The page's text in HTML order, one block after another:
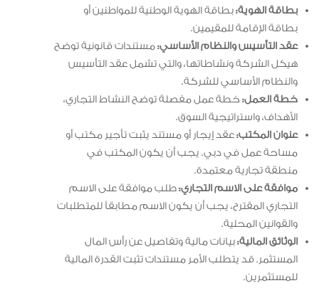
بطاقة الهوية:بطاقة الهوية الوطنية للمواطنين أو
بطاقة الإقامة للمقيمين.
عقد التأسيس والنظام الأساسي:مستندات قانونية توضح
هيكل الشركة ونشاطاتها، والتي تشمل عقد التأسيس
والنظام الأساسي للشركة.
خطة العمل:خطة عمل مفصلة توضح النشاط التجاري،
الأهداف، واستراتيجية السوق.
عنوان المكتب:عقد إيجار أو مستند يثبت تأجير مكتب أو
مساحة عمل في دبي. يجب أن يكون المكتب في
منطقة تجارية معتمدة.
موافقة على الاسم التجاري:طلب موافقة على الاسم
التجاري المقترح، يجب أن يكون الاسم مطابقاً للمتطلبات
والقوانين المحلية.
الوثائق المالية:بيانات مالية وتفاصيل عن رأس المال
المستثمر. قد يتطلب الأمر مستندات تثبت القدرة المالية
للمستثمرين.